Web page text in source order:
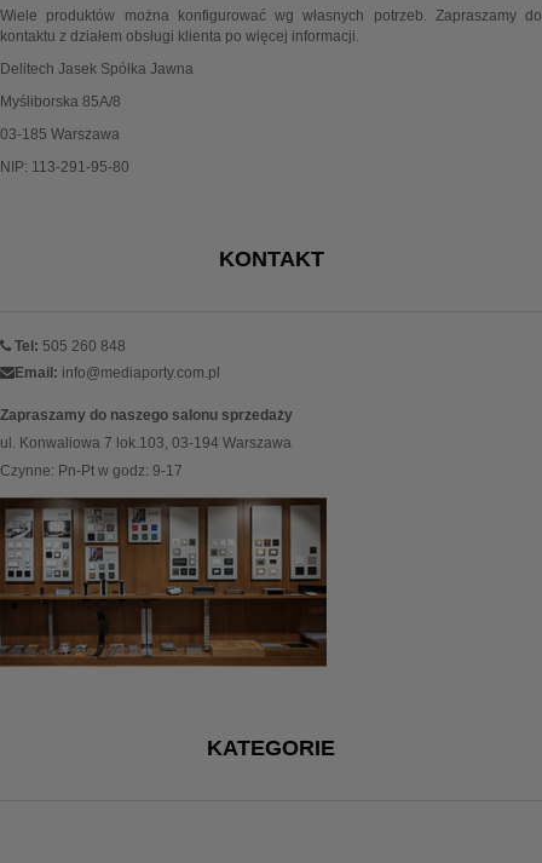
Wiele produktów można konfigurować wg własnych potrzeb. Zapraszamy do
kontaktu z działem obsługi klienta po więcej informacji.
Delitech Jasek Spółka Jawna
Myśliborska 85A/8
03-185 Warszawa
NIP: 113-291-95-80
KONTAKT
Tel: 505 260 848
Email: info@mediaporty.com.pl
Zapraszamy do naszego salonu sprzedaży
ul. Konwaliowa 7 lok.103, 03-194 Warszawa
Czynne: Pn-Pt w godz: 9-17
KATEGORIE